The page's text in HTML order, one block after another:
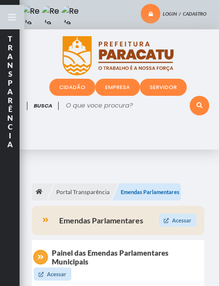
LOGIN / CADASTRO
O que voce procura?
CIDADÃO EMPRESA SERVIDOR
T
R
A
N
S
P
A
R
Ê
N
C
I
A
Portal Transparência Emendas Parlamentares
Emendas Parlamentares Acessar
Painel das Emendas Parlamentares
Municipais
Acessar